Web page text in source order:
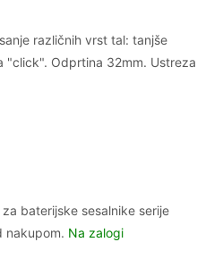
različnih vrst tal: tanjše
Odprtina 32mm. Ustreza
baterijske sesalnike serije
nakupom. Na zalogi